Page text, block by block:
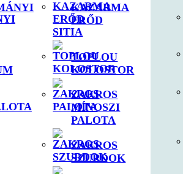
KAZARMA
ERŐD
TOPLOU
KOLOSTOR
ZAKROS
MÍNOSZI
PALOTA
ZAKROS
SZURDOK